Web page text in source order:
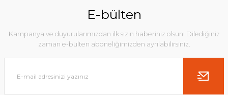
E-bülten
Kampanya ve duyurularımızdan ilk sizin haberiniz olsun! Dilediğiniz
zaman e-bülten aboneliğimizden ayrılabilirsiniz.